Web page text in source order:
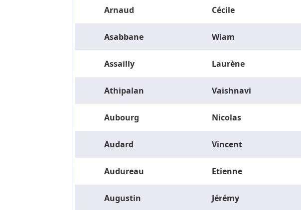
Arnaud Cécile
Asabbane Wiam
Assailly Laurène
Athipalan Vaishnavi
Aubourg Nicolas
Audard Vincent
Audureau Etienne
Augustin Jérémy